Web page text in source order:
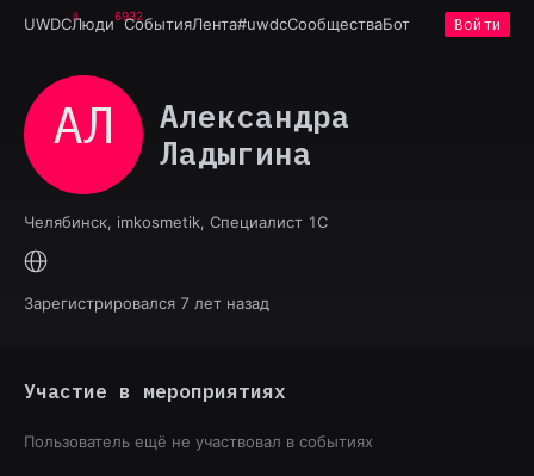
UWDCЛюди6932
СобытияЛента#uwdcСообществаБот Войти
АЛ
Александра
Ладыгина
Челябинск, imkosmetik, Специалист 1С
Зарегистрировался 7 лет назад
Участие в мероприятиях
Пользователь ещё не участвовал в событиях